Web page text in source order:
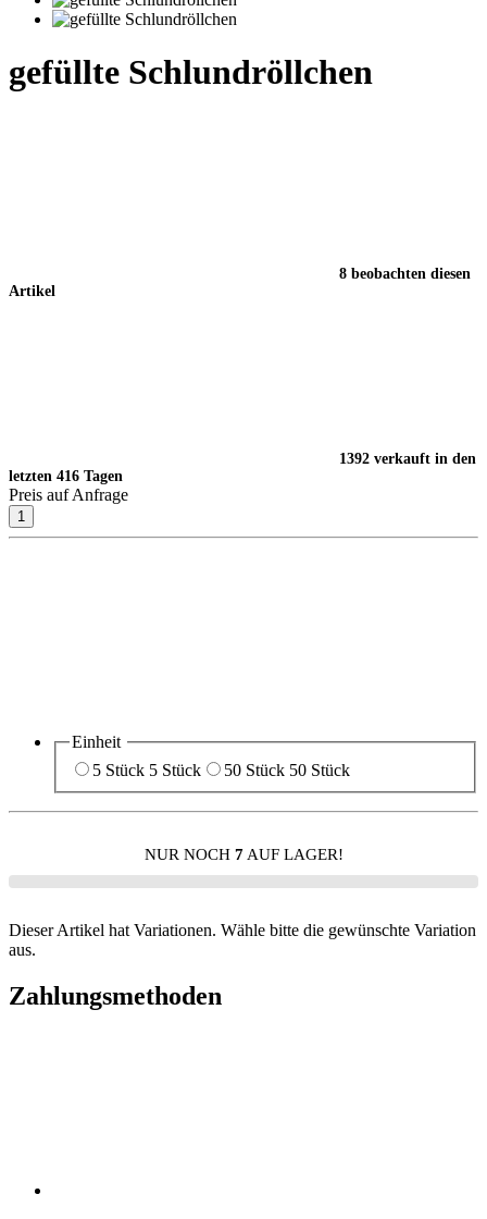
gefüllte Schlundröllchen
8 beobachten diesen
Artikel
1392 verkauft in den
letzten 416 Tagen
Preis auf Anfrage
Einheit
5 Stück 5 Stück 50 Stück 50 Stück
NUR NOCH 7AUF LAGER!
Dieser Artikel hat Variationen. Wähle bitte die gewünschte Variation
aus.
Zahlungsmethoden